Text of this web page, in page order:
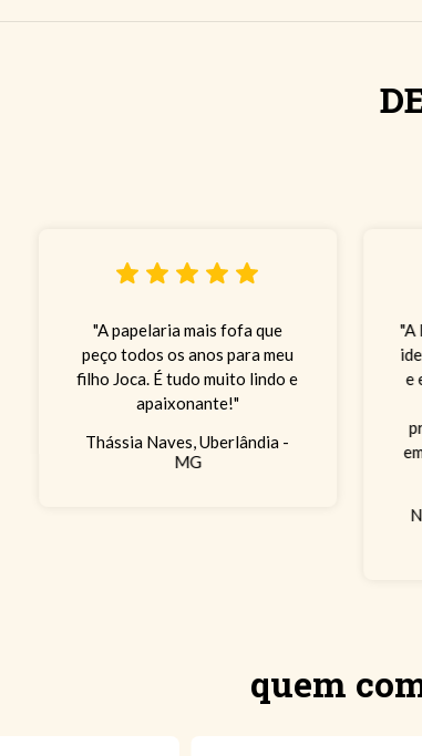
"A papelaria mais fofa que
peço todos os anos para meu
filho Joca. É tudo muito lindo e
apaixonante!"
Thássia Naves, Uberlândia -
MG
"A
e
quem